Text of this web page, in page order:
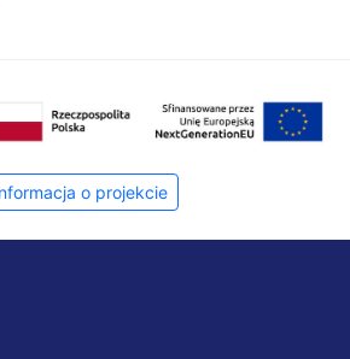
o projekcie